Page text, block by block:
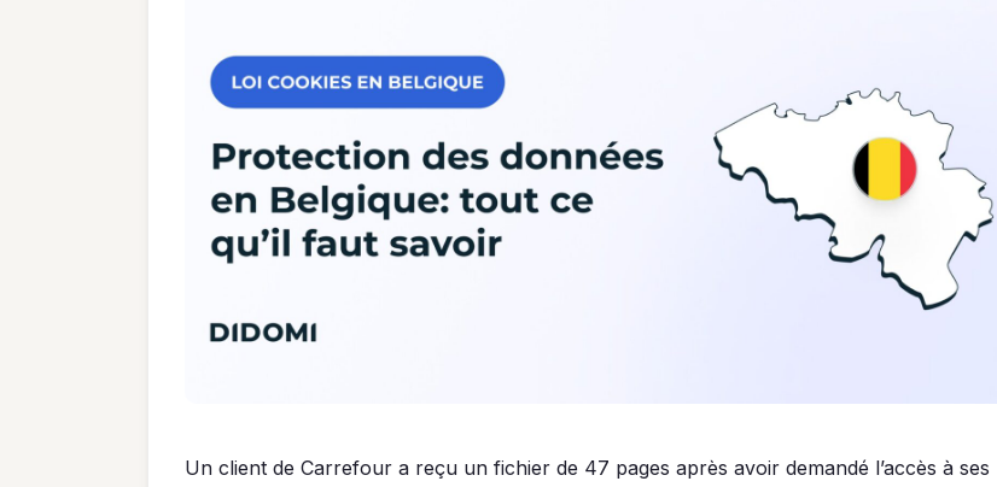
Un client de Carrefour a reçu un fichier de 47 pages après avoir demandé l’accès à ses